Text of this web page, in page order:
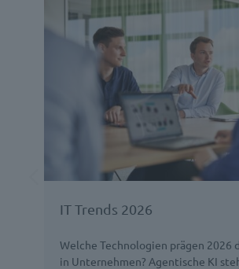
IT Trends 2026
Welche Technologien prägen 2026
in Unternehmen? Agentische KI